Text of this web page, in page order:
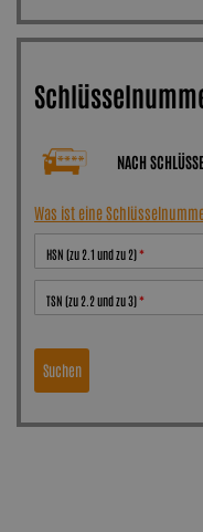
NACH
Was ist eine
HSN (zu 2.1 und zu 2)
TSN (zu 2.2 und zu 3)
Suchen